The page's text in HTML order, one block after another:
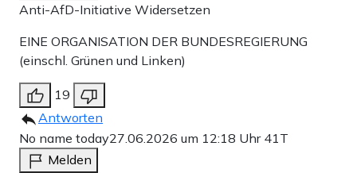
Anti-AfD-Initiative Widersetzen
EINE ORGANISATION DER BUNDESREGIERUNG
(einschl. Grünen und Linken)
19
Antworten
No name today27.06.2026 um 12:18 Uhr 41T
Melden